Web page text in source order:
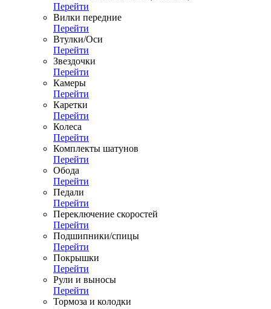
Перейти
Вилки передние
Перейти
Втулки/Оси
Перейти
Звездочки
Перейти
Камеры
Перейти
Каретки
Перейти
Колеса
Перейти
Комплекты шатунов
Перейти
Обода
Перейти
Педали
Перейти
Переключение скоростей
Перейти
Подшипники/спицы
Перейти
Покрышки
Перейти
Рули и выносы
Перейти
Тормоза и колодки